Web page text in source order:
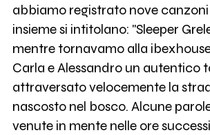
abbiamo registrato nove
insieme si intitolano: "Sleeper
mentre tornavamo alla
Carla e Alessandro un autentico
attraversato velocemente la
nascosto nel bosco. Alcune
venute in mente nelle ore